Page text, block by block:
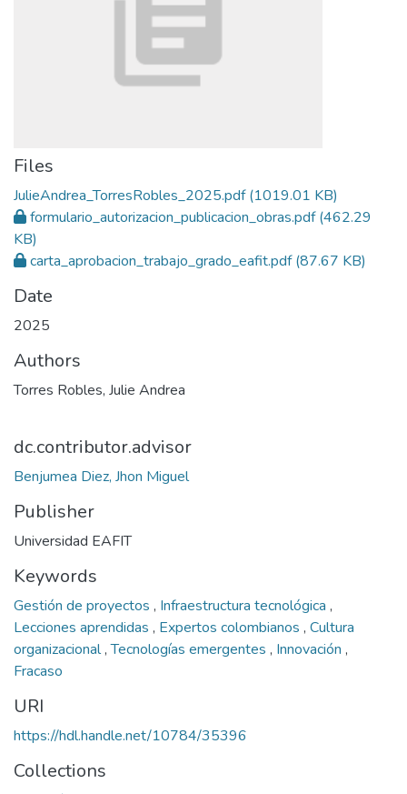
Files
JulieAndrea_TorresRobles_2025.pdf(1019.01 KB)
formulario_autorizacion_publicacion_obras.pdf(462.29
KB)
carta_aprobacion_trabajo_grado_eafit.pdf(87.67 KB)
Date
2025
Authors
Torres Robles, Julie Andrea
dc.contributor.advisor
Benjumea Diez, Jhon Miguel
Publisher
Universidad EAFIT
Keywords
Gestión de proyectos , Infraestructura tecnológica ,
Lecciones aprendidas , Expertos colombianos , Cultura
organizacional,Tecnologías emergentes , Innovación ,
Fracaso
URI
https://hdl.handle.net/10784/35396
Collections